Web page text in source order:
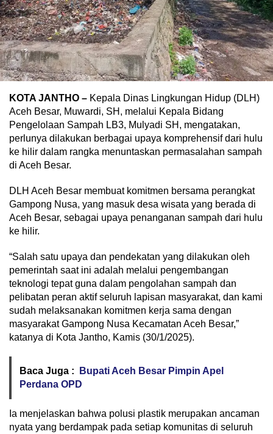
KOTA JANTHO – Kepala Dinas Lingkungan Hidup (DLH)
Aceh Besar, Muwardi, SH, melalui Kepala Bidang
Pengelolaan Sampah LB3, Mulyadi SH, mengatakan,
perlunya dilakukan berbagai upaya komprehensif dari hulu
ke hilir dalam rangka menuntaskan permasalahan sampah
di Aceh Besar.
DLH Aceh Besar membuat komitmen bersama perangkat
Gampong Nusa, yang masuk desa wisata yang berada di
Aceh Besar, sebagai upaya penanganan sampah dari hulu
ke hilir.
“Salah satu upaya dan pendekatan yang dilakukan oleh
pemerintah saat ini adalah melalui pengembangan
teknologi tepat guna dalam pengolahan sampah dan
pelibatan peran aktif seluruh lapisan masyarakat, dan kami
sudah melaksanakan komitmen kerja sama dengan
masyarakat Gampong Nusa Kecamatan Aceh Besar,”
katanya di Kota Jantho, Kamis (30/1/2025).
Baca Juga :
Bupati Aceh Besar Pimpin Apel
Perdana OPD
Ia menjelaskan bahwa polusi plastik merupakan ancaman
nyata yang berdampak pada setiap komunitas di seluruh